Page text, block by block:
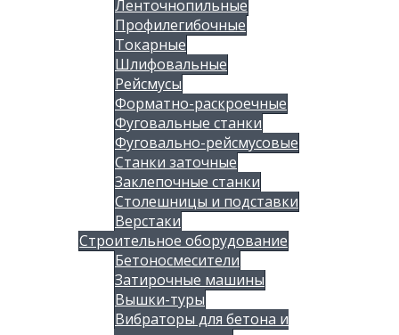
Ленточнопильные
Профилегибочные
Токарные
Шлифовальные
Рейсмусы
Форматно-раскроечные
Фуговальные станки
Фуговально-рейсмусовые
Станки заточные
Заклепочные станки
Столешницы и подставки
Верстаки
Строительное оборудование
Бетоносмесители
Затирочные машины
Вышки-туры
Вибраторы для бетона и